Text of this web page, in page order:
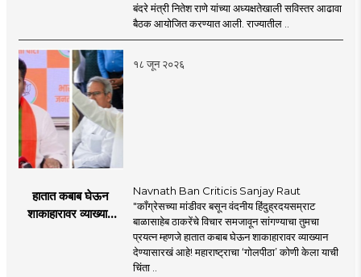
प्रस्ताव
बंदरे मंत्री नितेश राणे यांच्या अध्यक्षतेखाली सविस्तर आढावा
बैठक आयोजित करण्यात आली. राज्यातील ..
१८ जून २०२६
हातात कबाब घेऊन
शाकाहारावर व्याख्यान
Navnath Ban Criticis Sanjay Raut
"काँग्रेसच्या मांडीवर बसून वंदनीय हिंदुह्रदयसम्राट
बाळासाहेब ठाकरेंचे विचार समजावून सांगण्याचा तुमचा
प्रयत्न म्हणजे हातात कबाब घेऊन शाकाहारावर व्याख्यान
देण्यासारखं आहे! महाराष्ट्राचा ‘गोलपीठा’ कोणी केला याची
चिंता ..